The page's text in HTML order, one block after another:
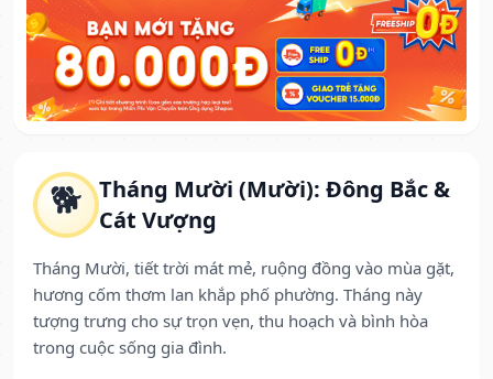
🐕 Tháng Mười (Mười): Đông Bắc &
Cát Vượng
Tháng Mười, tiết trời mát mẻ, ruộng đồng vào mùa gặt,
hương cốm thơm lan khắp phố phường. Tháng này
tượng trưng cho sự trọn vẹn, thu hoạch và bình hòa
trong cuộc sống gia đình.